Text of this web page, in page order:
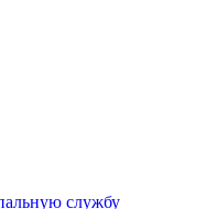
службу